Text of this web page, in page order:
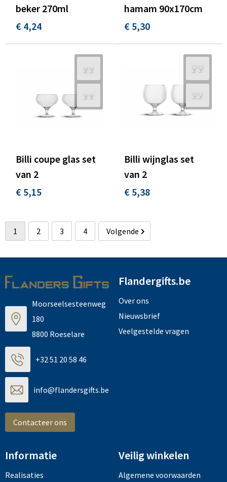
beker 270ml
€ 4,24
hamam 90x170cm
€ 5,30
Billi coupe glas set
van 2
€ 5,15
Billi wijnglas set
van 2
€ 5,38
1 2 3 4 Volgende
Moorseelsesteenweg
180
8800 Roeselare
+32 51 20 58 46
info@flandersgifts.be
Contacteer ons
Flandergifts.be
Over ons
Nieuwsbrief
Veelgestelde vragen
Informatie
Realisaties
Veilig winkelen
Algemene voorwaarden